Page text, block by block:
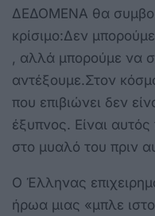
ΔΕΔΟΜΕΝΑ θα
κρίσιμο:Δεν
, αλλά μπορούμε να
αντέξουμε.Στον
που επιβιώνει δεν
έξυπνος. Είναι αυτός
στο μυαλό του πριν
Ο Έλληνας
ήρωα μιας «μπλε